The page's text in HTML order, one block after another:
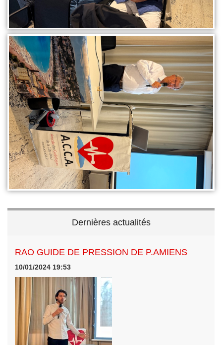
Dernières actualités
RAO GUIDE DE PRESSION DE P.AMIENS
10/01/2024 19:53